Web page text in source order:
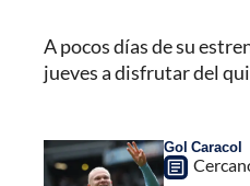
A pocos días de su
jueves a disfrutar del
Gol Caracol